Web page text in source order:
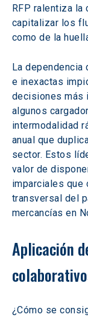
RFP ralentiza la
capitalizar los
como de la
La
e inexactas
decisiones más
algunos
intermodalidad
anual que
sector. Estos
valor de
imparciales que
transversal del
mercancías en
Aplicación
¿Cómo se